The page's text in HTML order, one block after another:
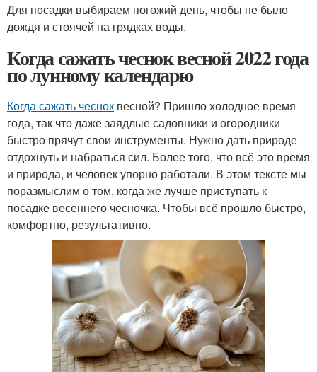
Для посадки выбираем погожий день, чтобы не было
дождя и стоячей на грядках воды.
Когда сажать чеснок весной 2022 года
по лунному календарю
Когда сажать чеснок весной? Пришло холодное время
года, так что даже заядлые садовники и огородники
быстро прячут свои инструменты. Нужно дать природе
отдохнуть и набраться сил. Более того, что всё это время
и природа, и человек упорно работали. В этом тексте мы
поразмыслим о том, когда же лучше приступать к
посадке весеннего чесночка. Чтобы всё прошло быстро,
комфортно, результативно.